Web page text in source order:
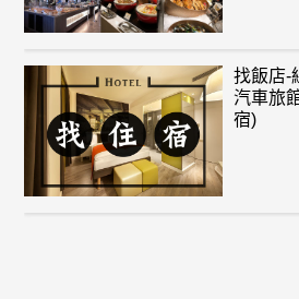
找飯店-
汽車旅
宿)